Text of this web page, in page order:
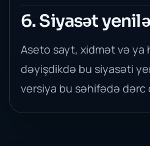
6. Siyasət
Aseto sayt, xidmət və
dəyişdikdə bu siyasəti
versiya bu səhifədə dərc